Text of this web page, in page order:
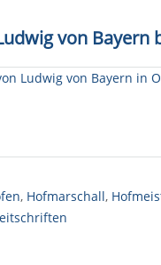
von
, Hofmarschall,